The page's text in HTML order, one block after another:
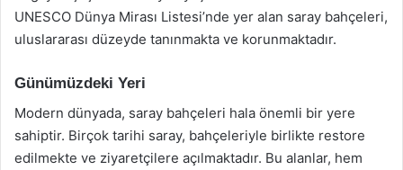
UNESCO Dünya Mirası Listesi’nde yer alan saray bahçeleri,
uluslararası düzeyde tanınmakta ve korunmaktadır.
Günümüzdeki Yeri
Modern dünyada, saray bahçeleri hala önemli bir yere
sahiptir. Birçok tarihi saray, bahçeleriyle birlikte restore
edilmekte ve ziyaretçilere açılmaktadır. Bu alanlar, hem